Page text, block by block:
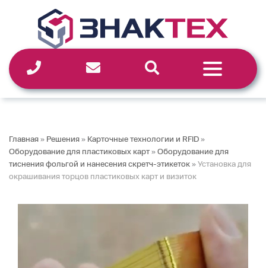
содержимому
Главная » Решения » Карточные технологии и RFID »
Оборудование для пластиковых карт » Оборудование для
тиснения фольгой и нанесения скретч-этикеток » Установка для
окрашивания торцов пластиковых карт и визиток